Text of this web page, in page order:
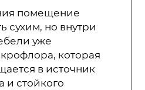
помещение
сухим, но внутри
уже
которая
в источник
и стойкого